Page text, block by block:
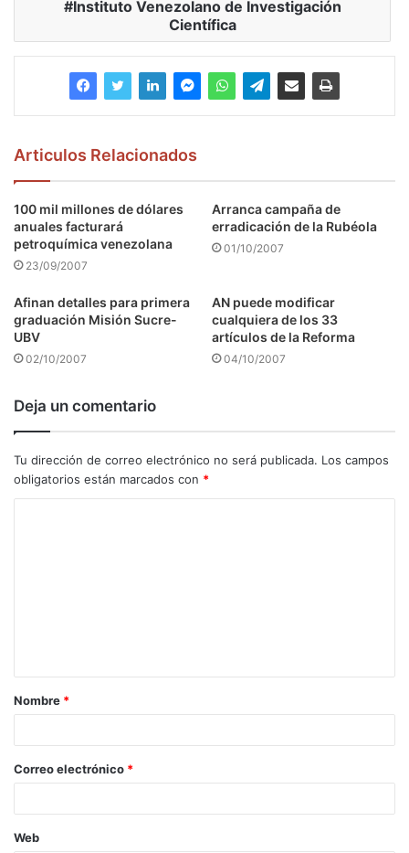
Instituto Venezolano de Investigación
Científica
Articulos Relacionados
100 mil millones de dólares
anuales facturará
petroquímica venezolana
23/09/2007
Arranca campaña de
erradicación de la Rubéola
01/10/2007
Afinan detalles para primera
graduación Misión Sucre-
UBV
02/10/2007
AN puede modificar
cualquiera de los 33
artículos de la Reforma
04/10/2007
Deja un comentario
Tu dirección de correo electrónico no será publicada. Los campos
obligatorios están marcados con *
a
r
*
Nombre *
Correo electrónico *
Web